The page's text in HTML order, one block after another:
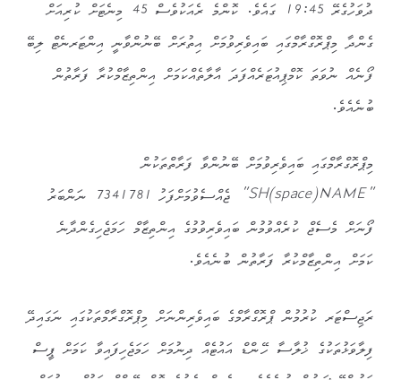
ދުވަހުގެރޭ 19:45 ގައެވެ. ކޮންމެ ރެއަކުވެސް 45 މިނެޓަށް ކުރިއަށް
ގެންދާ މިޕްރޮގްރާމްގައި ބައިވެރިވުމަށް އިތުރަށް ބޭނުންވާނީ އިންޓަރނެޓް ލިބޭ
ފޯނެއް ނުވަތަ ކޮމްޕިއުޓަރެއްފަދަ އާލާތެއްކަމަށް އިންތިޒާމްކުރާ ފަރާތުން
ބުނެއެވެ.
މިޕްރޮގްރާމްގައި ބައިވެރިވުމަށް ބޭނުންވާ ފަރާތްތަކުން
”SH(space)NAME” ޖެއްސެވުމަށްފަހު 7341781 ނަންބަރު
ފޯނަށް މެސެޖް ކުރެއްވުމުން ބައިވެރިވުމުގެ އިންތިޒާމް ހަމަޖެހިގެންދާނެ
ކަމަށް އިންތިޒާމްކުރާ ފަރާތުން ބުނެއެވެ.
ރަޖިސްޓަރ ކުރުމުން ޕްރޮގްރާމްގެ ބައިވެރިންނަށް މިޕްރޮގްރާމްތަކުގައި ނަގައިދޭ
ފިލާވަޅުތަކުގެ ޚުލާސާ ހޭންޑް އައުޓެއް ދިނުމަށް ހަމަޖެހިފައިވާ ކަމަށް ޕީސް